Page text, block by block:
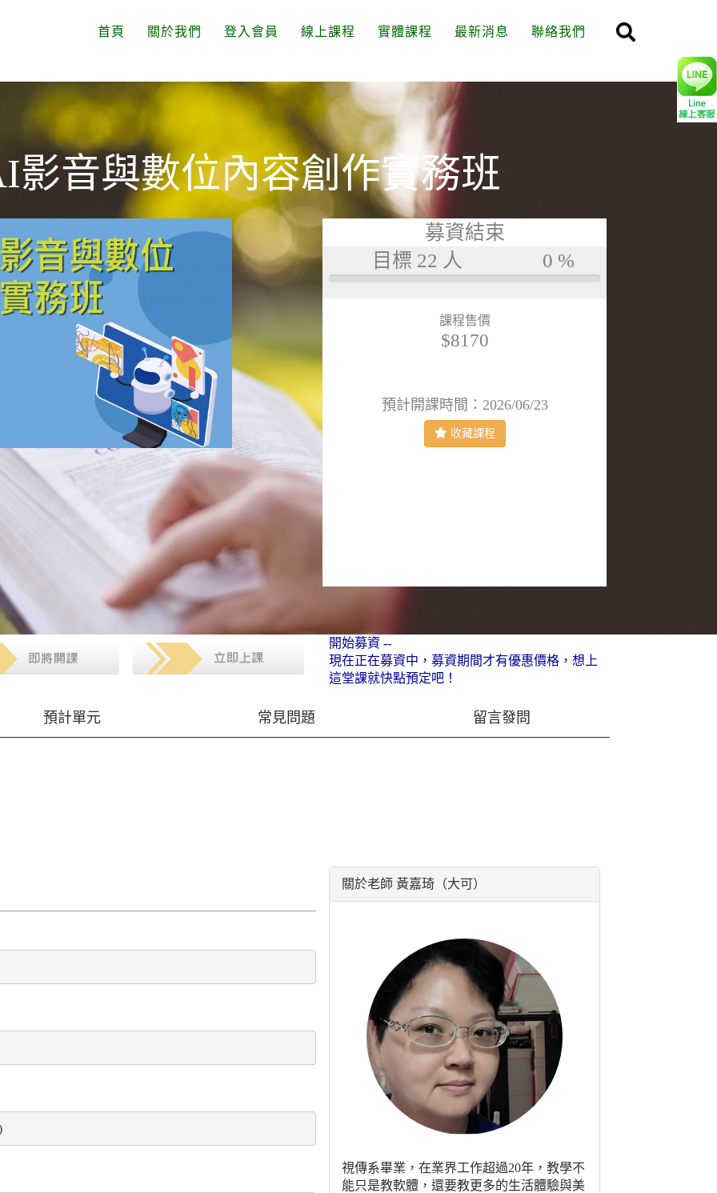
首頁 關於我們 登入會員 線上課程 實體課程 最新消息 聯絡我們
影音與數位內容創作實務班
募資結束
目標 22 人
0 %
0%
課程售價
$8170
預計開課時間：2026/06/23
收藏課程
開始募資 --
現在正在募資中，募資期間才有優惠價格，想上
這堂課就快點預定吧！
預計單元 常見問題 留言發問
關於老師 黃嘉琦（大可）
視傳系畢業，在業界工作超過20年，教學不
能只是教軟體，還要教更多的生活體驗與美